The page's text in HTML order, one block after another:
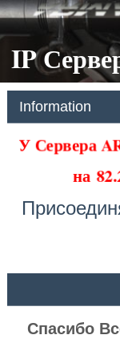
IP
Information
У Сервера
на
Спасибо